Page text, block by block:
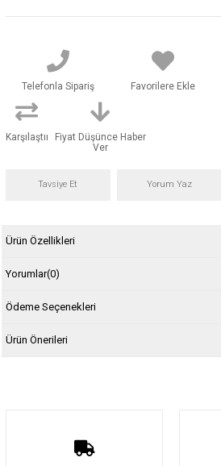
Telefonla Sipariş Favorilere Ekle
Karşılaştır
Fiyat Düşünce Haber
Ver
Tavsiye Et Yorum Yaz
Ürün Özellikleri
Yorumlar(0)
Ödeme Seçenekleri
Ürün Önerileri